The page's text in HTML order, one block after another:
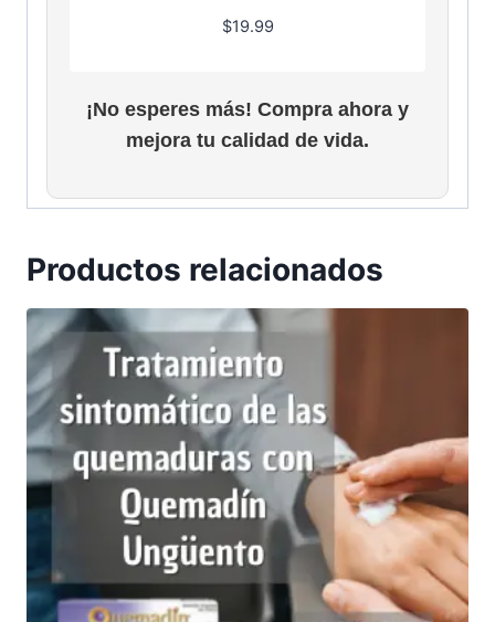
:
3
.
.
0
.
$19.99
¡No esperes más! Compra ahora y
mejora tu calidad de vida.
Productos relacionados